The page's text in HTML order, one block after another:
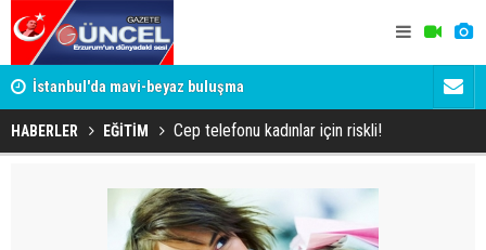
İstanbul'da mavi-beyaz buluşma
HABERLER EĞİTİM Cep telefonu kadınlar için riskli!